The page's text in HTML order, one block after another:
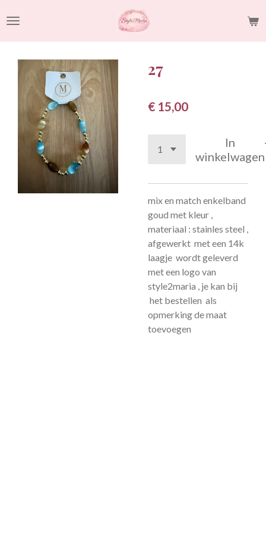
direct
naar
hoofdinhoud
27
€ 15,00
In
winkelwagen
mix en match enkelband
goud met kleur ,
materiaal : stainles steel ,
afgewerkt met een 14k
laagje wordt geleverd
met een logo van
style2maria , je kan bij
het bestellen als
opmerking de maat
toevoegen